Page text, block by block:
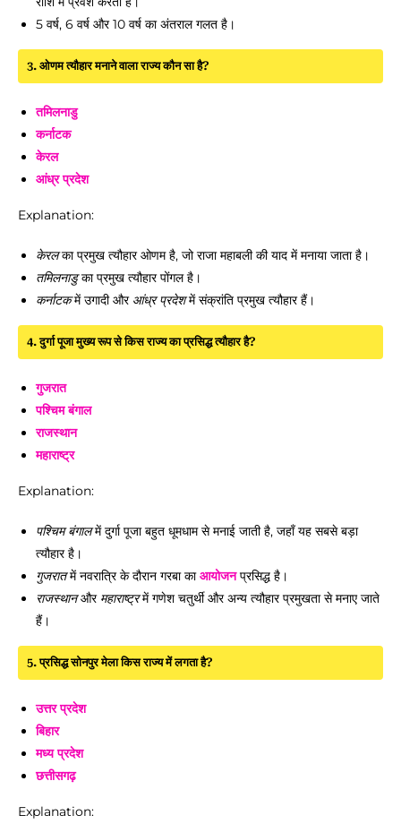
5 वर्ष, 6 वर्ष और 10 वर्ष का अंतराल गलत है।
3. ओणम त्यौहार मनाने वाला राज्य कौन सा है?
तमिलनाडु
कर्नाटक
केरल
आंध्र प्रदेश
Explanation:
केरलका प्रमुख त्यौहार ओणम है, जो राजा महाबली की याद में मनाया जाता है।
तमिलनाडुका प्रमुख त्यौहार पोंगल है।
कर्नाटकमें उगादी और आंध्र प्रदेशमें संक्रांति प्रमुख त्यौहार हैं।
4. दुर्गा पूजा मुख्य रूप से किस राज्य का प्रसिद्ध त्यौहार है?
गुजरात
पश्चिम बंगाल
राजस्थान
महाराष्ट्र
Explanation:
पश्चिम बंगालमें दुर्गा पूजा बहुत धूमधाम से मनाई जाती है, जहाँ यह सबसे बड़ा
त्यौहार है।
गुजरातमें नवरात्रि के दौरान गरबा काआयोजनप्रसिद्ध है।
राजस्थानऔर महाराष्ट्रमें गणेश चतुर्थी और अन्य त्यौहार प्रमुखता से मनाए जाते
हैं।
5. प्रसिद्ध सोनपुर मेला किस राज्य में लगता है?
उत्तर प्रदेश
बिहार
मध्य प्रदेश
छत्तीसगढ़
Explanation: